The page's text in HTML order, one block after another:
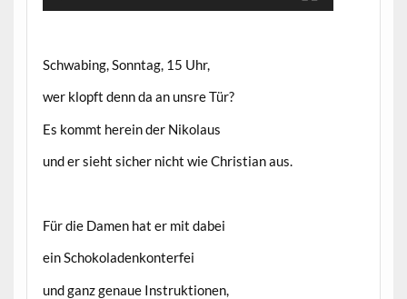
Schwabing, Sonntag, 15 Uhr,
wer klopft denn da an unsre Tür?
Es kommt herein der Nikolaus
und er sieht sicher nicht wie Christian aus.
Für die Damen hat er mit dabei
ein Schokoladenkonterfei
und ganz genaue Instruktionen,